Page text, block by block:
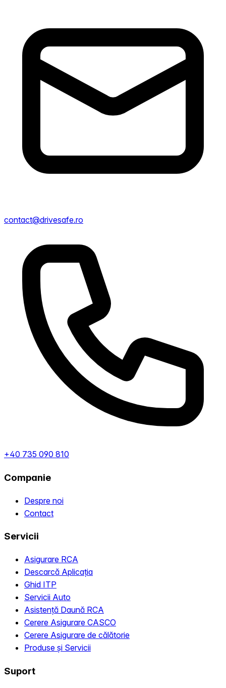
contact@drivesafe.ro
+40 735 090 810
Companie
Despre noi
Contact
Servicii
Asigurare RCA
Descarcă Aplicația
Ghid ITP
Servicii Auto
Asistență Daună RCA
Cerere Asigurare CASCO
Cerere Asigurare de călătorie
Produse și Servicii
Suport